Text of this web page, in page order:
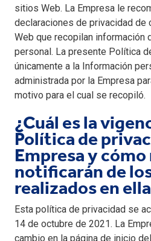
sitios Web. La Empresa le
declaraciones de privacidad de
Web que recopilan información
personal. La presente Política
únicamente a la Información
administrada por la Empresa
motivo para el cual se recopiló.
¿Cuál es la
Política de
Empresa y cómo
notificarán de
realizados en
Esta política de privacidad se
14 de octubre de 2021. La
cambio en la página de inicio